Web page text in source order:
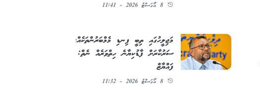
8 އޯގަސްޓު 2026 - 11:41
މަޖިލީހުގައި ތިބީ ފިނޑި މެމްބަރުންތަކެއް؛
ސަރުކާރަށް ފާޑުކިޔާނެ ހިތްވަރެއް ނެތް:
ފައްޔާޒް
8 އޯގަސްޓު 2026 - 11:32